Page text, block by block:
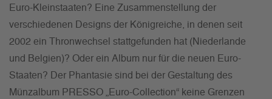
Euro-Kleinstaaten? Eine Zusammenstellung der
verschiedenen Designs der Königreiche, in denen seit
2002 ein Thronwechsel stattgefunden hat (Niederlande
und Belgien)? Oder ein Album nur für die neuen Euro-
Staaten? Der Phantasie sind bei der Gestaltung des
Münzalbum PRESSO „Euro-Collection“ keine Grenzen